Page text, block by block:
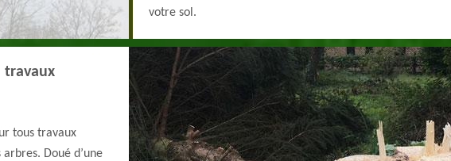
votre sol.
travaux
tous travaux
Doué d’une